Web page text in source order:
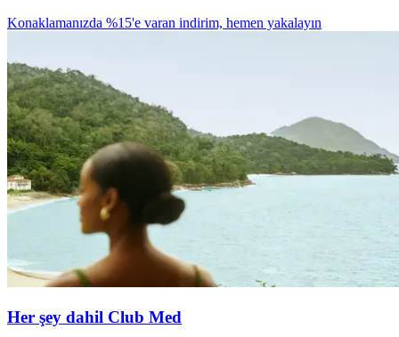
Konaklamanızda %15'e varan indirim, hemen yakalayın
Her şey dahil Club Med